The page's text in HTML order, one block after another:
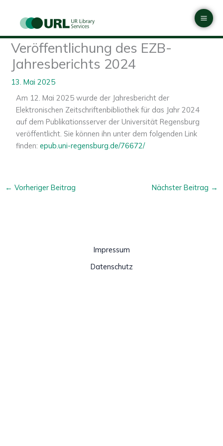
springen
Veröffentlichung des EZB-
Jahresberichts 2024
13. Mai 2025
Am 12. Mai 2025 wurde der Jahresbericht der
Elektronischen Zeitschriftenbibliothek für das Jahr 2024
auf dem Publikationsserver der Universität Regensburg
veröffentlicht. Sie können ihn unter dem folgenden Link
finden:epub.uni-regensburg.de/76672/
← Vorheriger Beitrag Nächster Beitrag →
Impressum
Datenschutz